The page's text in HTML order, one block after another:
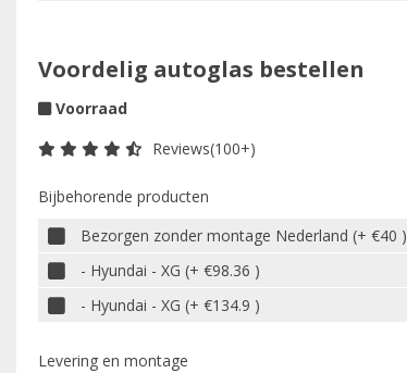
Voordelig autoglas bestellen
Voorraad
Reviews(100+)
Bijbehorende producten
Bezorgen zonder montage Nederland (+ €40 )
- Hyundai - XG (+ €98.36 )
- Hyundai - XG (+ €134.9 )
Levering en montage